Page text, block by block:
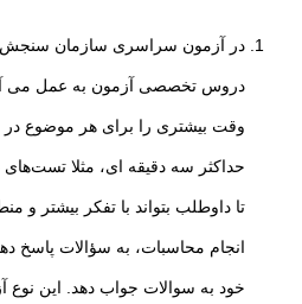
در آزمون سراسری سازمان
دروس تخصصی آزمون به عمل می
وقت بیشتری را برای هر موضوع
تا داوطلب بتواند با تفکر بیشتر و
انجام محاسبات، به سؤالات پاسخ
خود به سوالات جواب دهد. این نوع